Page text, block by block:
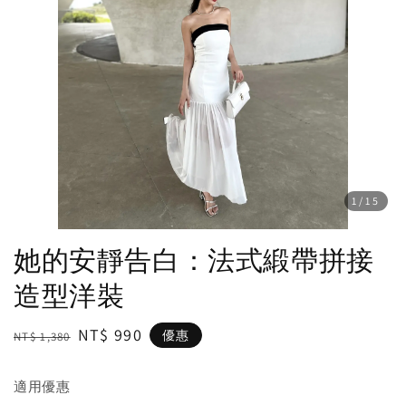
1 /15
她的安靜告白：法式緞帶拼接
造型洋裝
Regular
NT$ 1,380 Sale
NT$ 990 優惠
適用優惠